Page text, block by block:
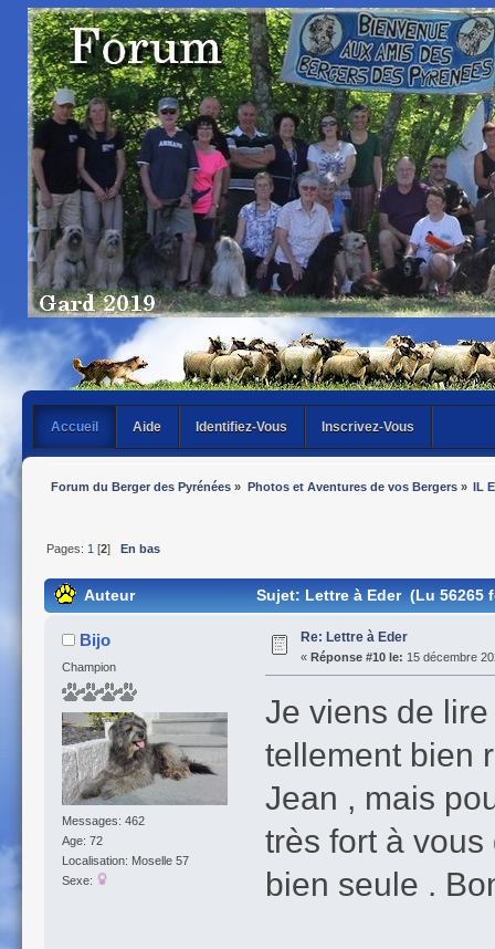
Accueil Aide Identifiez-Vous Inscrivez-Vous
Forum du Berger des Pyrénées » Photos et Aventures de vos Bergers» IL
Pages: 1 [2] En bas
Auteur Sujet: Lettre à Eder (Lu 56265
Bijo
Champion
Messages: 462
Age: 72
Localisation: Moselle 57
Sexe:
Re: Lettre à Eder
« Réponse #10 le: 15 décembre
Je viens de
tellement bien
Jean , mais
très fort à
bien seule .